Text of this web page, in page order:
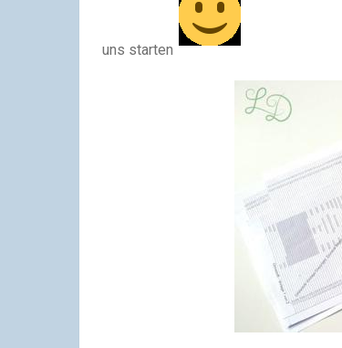
uns starten